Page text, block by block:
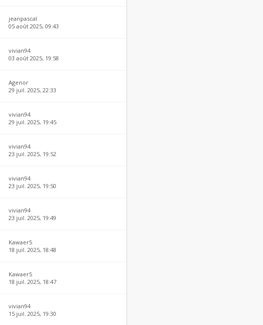
jeanpascal
05 août 2025, 09:43
vivian94
03 août 2025, 19:58
Agenor
29 juil. 2025, 22:33
vivian94
29 juil. 2025, 19:45
vivian94
23 juil. 2025, 19:52
vivian94
23 juil. 2025, 19:50
vivian94
23 juil. 2025, 19:49
Kawaer5
18 juil. 2025, 18:48
Kawaer5
18 juil. 2025, 18:47
vivian94
15 juil. 2025, 19:30